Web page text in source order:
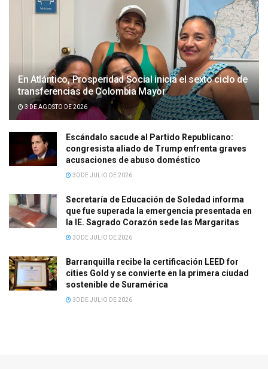
En Atlántico, Prosperidad Social inicia el sexto ciclo de
transferencias de Colombia Mayor
3 DE AGOSTO DE 2026
Escándalo sacude al Partido Republicano:
congresista aliado de Trump enfrenta graves
acusaciones de abuso doméstico
30 DE JULIO DE 2026
Secretaría de Educación de Soledad informa
que fue superada la emergencia presentada en
la IE. Sagrado Corazón sede las Margaritas
30 DE JULIO DE 2026
Barranquilla recibe la certificación LEED for
cities Gold y se convierte en la primera ciudad
sostenible de Suramérica
30 DE JULIO DE 2026